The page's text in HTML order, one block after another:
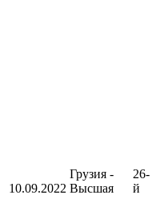
10.09.2022
Грузия -
Высшая
26-
й